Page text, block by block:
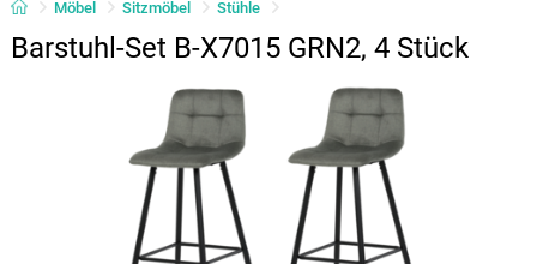
Möbel Sitzmöbel Stühle
Barstuhl-Set B-X7015 GRN2, 4 Stück